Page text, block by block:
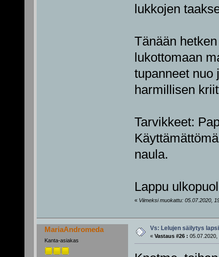
lukkojen
Tänään
lukottomaan
tupanneet nuo
harmillisen
Tarvikkeet:
naula.
Lappu
« Viimeksi muokattu: 05.07.2020,
MariaAndromeda
Kanta-asiakas
Vs: Lelujen säilytys
« Vastaus #26 : 05.07.2020,